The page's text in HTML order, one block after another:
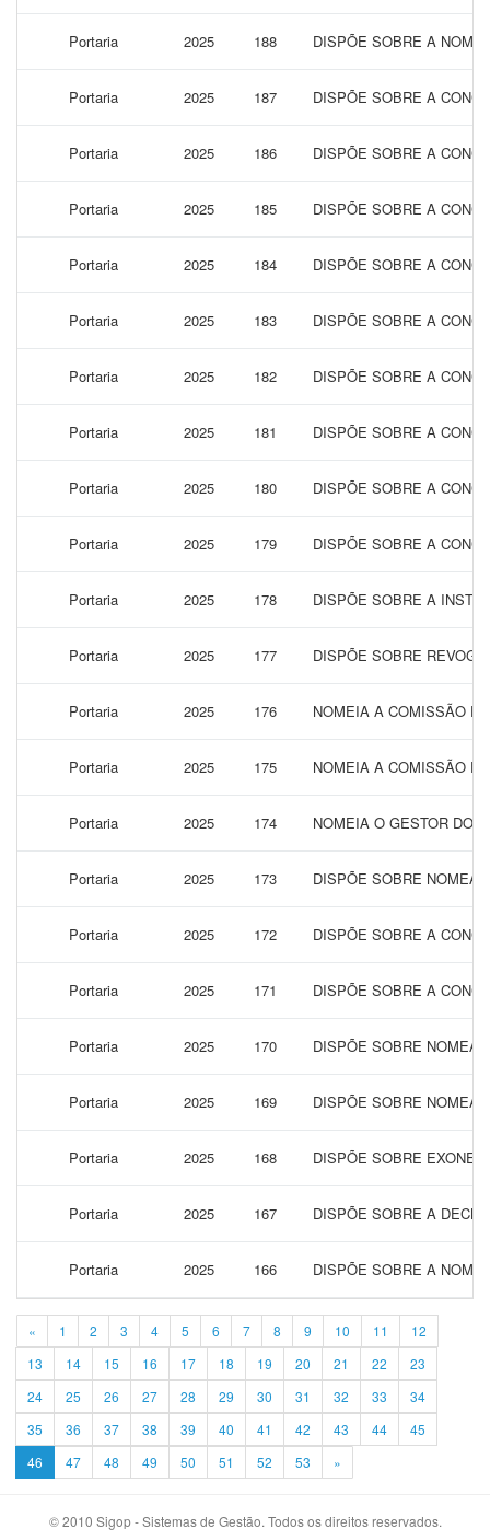
Portaria 2025 188 DISPÕE SOBRE A
Portaria 2025 187 DISPÕE SOBRE A
Portaria 2025 186 DISPÕE SOBRE A
Portaria 2025 185 DISPÕE SOBRE A
Portaria 2025 184 DISPÕE SOBRE A
Portaria 2025 183 DISPÕE SOBRE A
Portaria 2025 182 DISPÕE SOBRE A
Portaria 2025 181 DISPÕE SOBRE A
Portaria 2025 180 DISPÕE SOBRE A
Portaria 2025 179 DISPÕE SOBRE A
Portaria 2025 178 DISPÕE SOBRE A
Portaria 2025 177 DISPÕE SOBRE
Portaria 2025 176 NOMEIA A COMISSÃO
Portaria 2025 175 NOMEIA A COMISSÃO
Portaria 2025 174 NOMEIA O GESTOR DO
Portaria 2025 173 DISPÕE SOBRE
Portaria 2025 172 DISPÕE SOBRE A
Portaria 2025 171 DISPÕE SOBRE A
Portaria 2025 170 DISPÕE SOBRE
Portaria 2025 169 DISPÕE SOBRE
Portaria 2025 168 DISPÕE SOBRE
Portaria 2025 167 DISPÕE SOBRE A
Portaria 2025 166 DISPÕE SOBRE A
« 1 2 3 4 5 6 7 8 9 10 11
12
13
14 15 16 17 18 19 20 21 22
23
24
25 26 27 28 29 30 31 32 33
34
35
36 37 38 39 40 41 42 43 44
45
46
47 48 49 50 51 52 53 »
© 2010 Sigop - Sistemas de Gestão. Todos os direitos reservados.